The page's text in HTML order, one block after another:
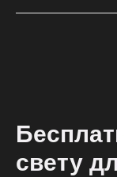
свету